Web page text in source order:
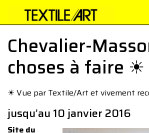
Chevalier-
choses à faire ☀︎
☀︎ Vue par Textile/Art et vivement
jusqu’au 10 janvier 2016
Site du